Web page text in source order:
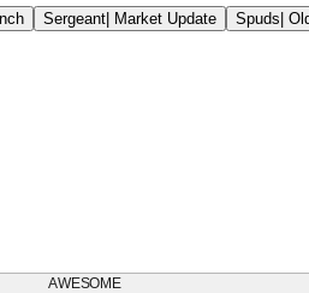
Sergeant| Market Update Spuds|
AWESOME